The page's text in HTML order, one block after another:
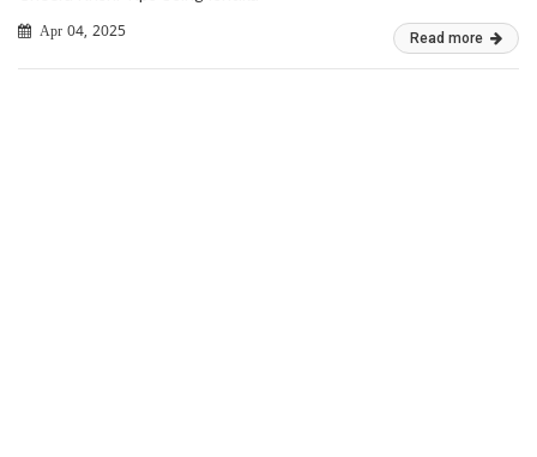
Apr 04, 2025 Read more